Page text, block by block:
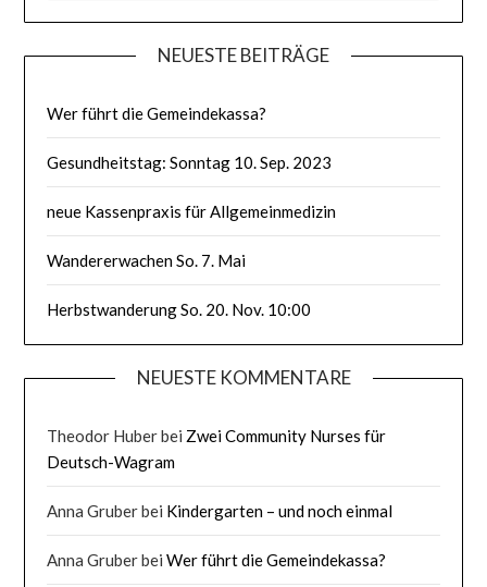
NEUESTE BEITRÄGE
Wer führt die Gemeindekassa?
Gesundheitstag: Sonntag 10. Sep. 2023
neue Kassenpraxis für Allgemeinmedizin
Wandererwachen So. 7. Mai
Herbstwanderung So. 20. Nov. 10:00
NEUESTE KOMMENTARE
Theodor Huberbei Zwei Community Nurses für
Deutsch-Wagram
Anna Gruberbei Kindergarten – und noch einmal
Anna GruberbeiWer führt die Gemeindekassa?